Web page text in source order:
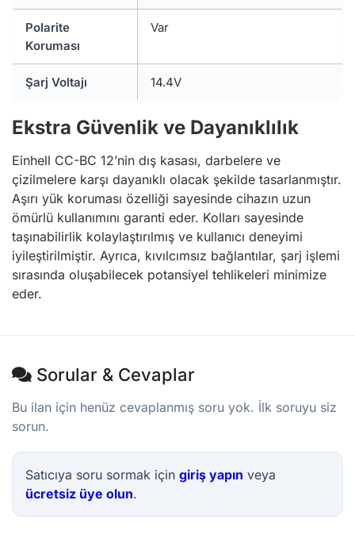
Polarite
Koruması
Var
Şarj Voltajı 14.4V
Ekstra Güvenlik ve Dayanıklılık
Einhell CC-BC 12’nin dış kasası, darbelere ve
çizilmelere karşı dayanıklı olacak şekilde tasarlanmıştır.
Aşırı yük koruması özelliği sayesinde cihazın uzun
ömürlü kullanımını garanti eder. Kolları sayesinde
taşınabilirlik kolaylaştırılmış ve kullanıcı deneyimi
iyileştirilmiştir. Ayrıca, kıvılcımsız bağlantılar, şarj işlemi
sırasında oluşabilecek potansiyel tehlikeleri minimize
eder.
Sorular & Cevaplar
Bu ilan için henüz cevaplanmış soru yok. İlk soruyu siz
sorun.
Satıcıya soru sormak için giriş yapın veya
ücretsiz üye olun.